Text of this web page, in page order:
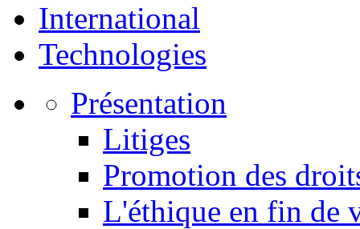
International
Technologies
Présentation
Litiges
Promotion des
L'éthique en fin de